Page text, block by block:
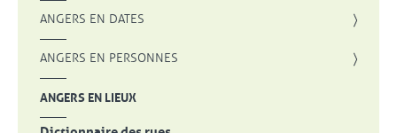
ANGERS EN DATES
ANGERS EN PERSONNES
ANGERS EN LIEUX